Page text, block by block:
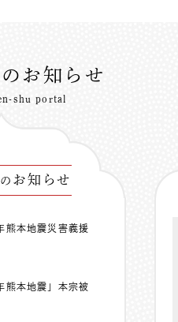
お知らせ
shu portal
お知らせ
熊本地震災害義援
熊本地震」本宗被